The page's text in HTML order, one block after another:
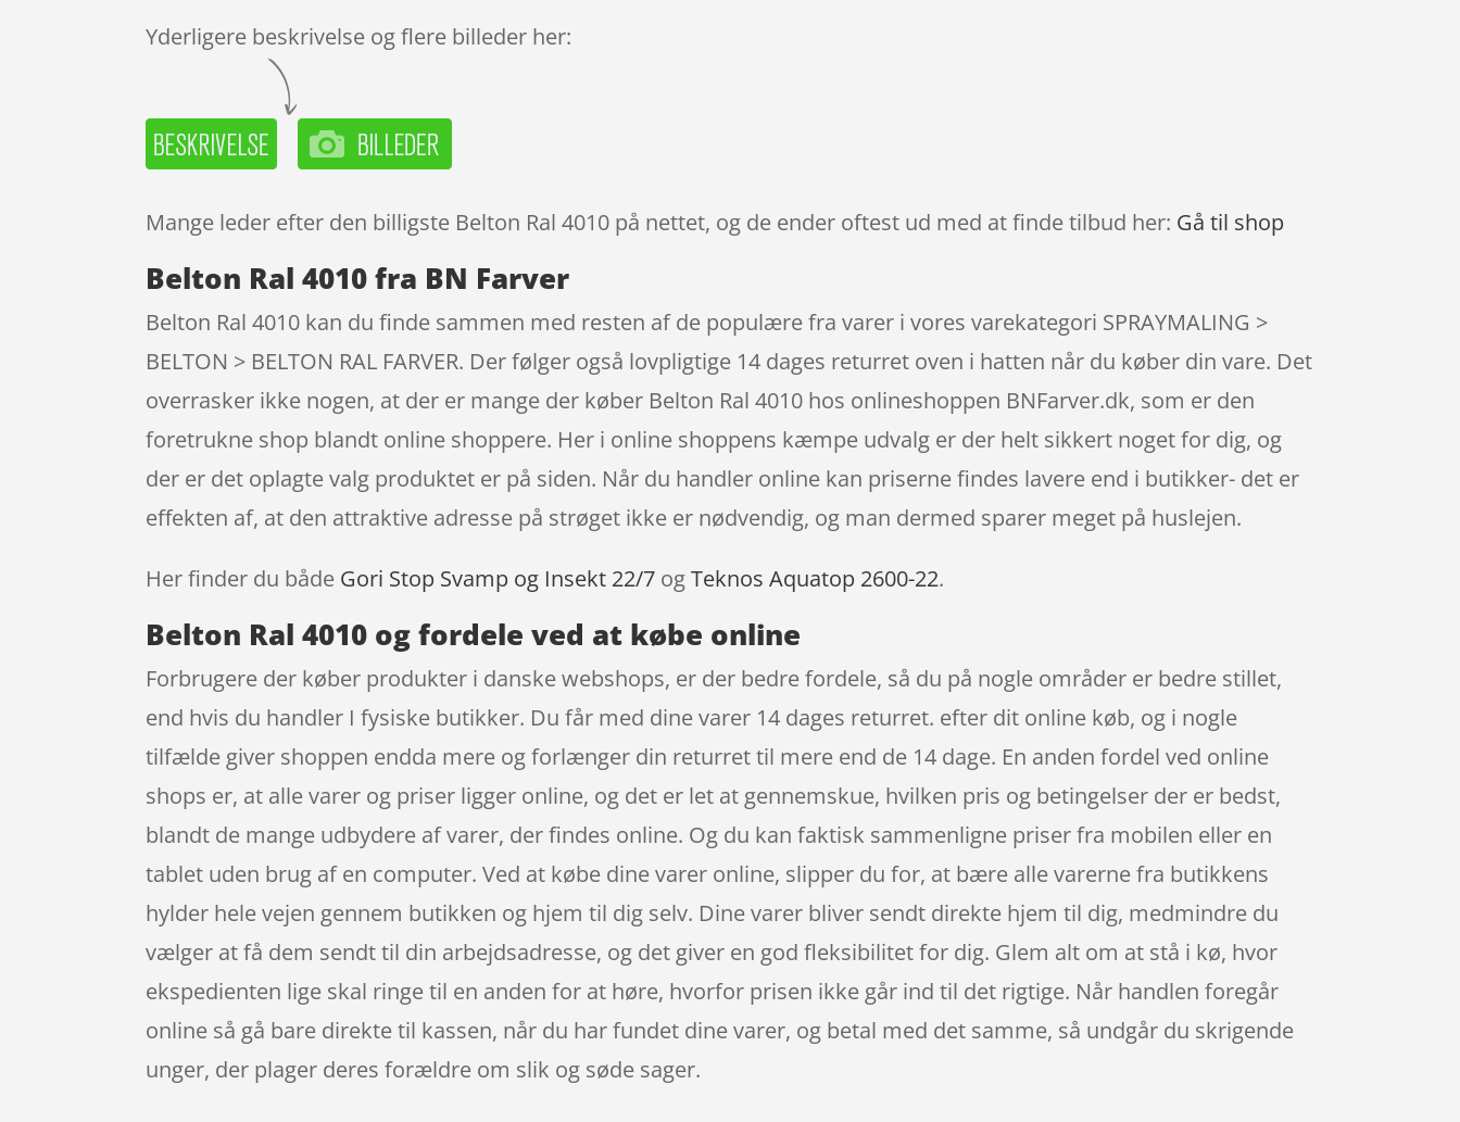
Yderligere beskrivelse og flere billeder her:
Mange leder efter den billigste Belton Ral 4010 på nettet, og de ender oftest ud med at finde tilbud her: Gå til shop
Belton Ral 4010 fra BN Farver
Belton Ral 4010 kan du finde sammen med resten af de populære fra varer i vores varekategori SPRAYMALING >
BELTON > BELTON RAL FARVER. Der følger også lovpligtige 14 dages returret oven i hatten når du køber din vare. Det
overrasker ikke nogen, at der er mange der køber Belton Ral 4010 hos onlineshoppen BNFarver.dk, som er den
foretrukne shop blandt online shoppere. Her i online shoppens kæmpe udvalg er der helt sikkert noget for dig, og
der er det oplagte valg produktet er på siden. Når du handler online kan priserne findes lavere end i butikker- det er
effekten af, at den attraktive adresse på strøget ikke er nødvendig, og man dermed sparer meget på huslejen.
Her finder du både Gori Stop Svamp og Insekt 22/7 ogTeknos Aquatop 2600-22.
Belton Ral 4010 og fordele ved at købe online
Forbrugere der køber produkter i danske webshops, er der bedre fordele, så du på nogle områder er bedre stillet,
end hvis du handler I fysiske butikker. Du får med dine varer 14 dages returret. efter dit online køb, og i nogle
tilfælde giver shoppen endda mere og forlænger din returret til mere end de 14 dage. En anden fordel ved online
shops er, at alle varer og priser ligger online, og det er let at gennemskue, hvilken pris og betingelser der er bedst,
blandt de mange udbydere af varer, der findes online. Og du kan faktisk sammenligne priser fra mobilen eller en
tablet uden brug af en computer. Ved at købe dine varer online, slipper du for, at bære alle varerne fra butikkens
hylder hele vejen gennem butikken og hjem til dig selv. Dine varer bliver sendt direkte hjem til dig, medmindre du
vælger at få dem sendt til din arbejdsadresse, og det giver en god fleksibilitet for dig. Glem alt om at stå i kø, hvor
ekspedienten lige skal ringe til en anden for at høre, hvorfor prisen ikke går ind til det rigtige. Når handlen foregår
online så gå bare direkte til kassen, når du har fundet dine varer, og betal med det samme, så undgår du skrigende
unger, der plager deres forældre om slik og søde sager.